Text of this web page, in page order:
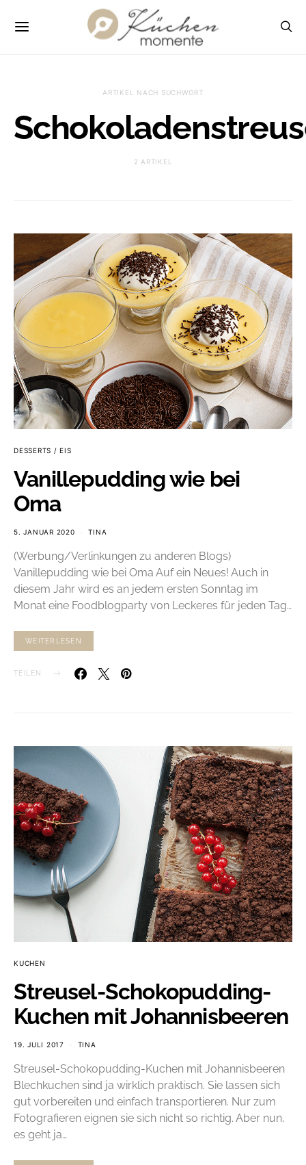
ARTIKEL NACH SUCHWORT
2 ARTIKEL
DESSERTS / EIS
Vanillepudding wie bei
Oma
5. JANUAR 2020 TINA
(Werbung/Verlinkungen zu anderen Blogs)
Vanillepudding wie bei Oma Auf ein Neues! Auch in
diesem Jahr wird es an jedem ersten Sonntag im
Monat eine Foodblogparty von Leckeres für jeden Tag…
WEITERLESEN
TEILEN
KUCHEN
Streusel-Schokopudding-
Kuchen mit Johannisbeeren
19. JULI 2017 TINA
Streusel-Schokopudding-Kuchen mit Johannisbeeren
Blechkuchen sind ja wirklich praktisch. Sie lassen sich
gut vorbereiten und einfach transportieren. Nur zum
Fotografieren eignen sie sich nicht so richtig. Aber nun,
es geht ja…